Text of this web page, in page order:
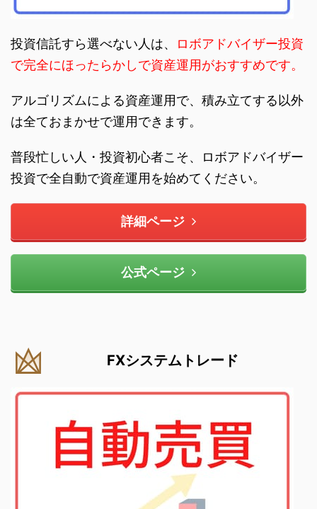
投資信託すら選べない人は、
ロボアドバイザー投資
で完全にほったらかしで資産運用がおすすめです。
アルゴリズムによる資産運用で、積み立てする以外
は全ておまかせで運用できます。
普段忙しい人・投資初心者こそ、ロボアドバイザー
投資で全自動で資産運用を始めてください。
詳細ページ
公式ページ
FXシステムトレード